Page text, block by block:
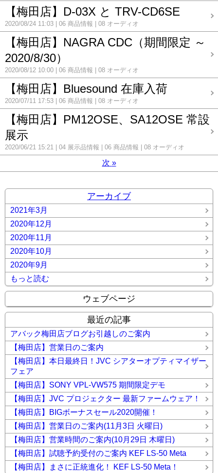
【梅田店】D-03X と TRV-CD6SE
2020/08/24 11:03 06 商品情報 08 オーディオ
【梅田店】NAGRA CDC（期間限定 ～
2020/8/30）
2020/08/12 10:00 06 商品情報 08 オーディオ
【梅田店】Bluesound 在庫入荷
2020/07/11 17:53 06 商品情報 08 オーディオ
【梅田店】PM12OSE、SA12OSE 常設
展示
2020/06/21 15:21 04 展示品情報 06 商品情報 08 オーディオ
次 »
アーカイブ
2021年3月
2020年12月
2020年11月
2020年10月
2020年9月
もっと読む
ウェブページ
最近の記事
アバック梅田店ブログお引越しのご案内
【梅田店】営業日のご案内
【梅田店】本日最終日！JVC シアターオプティマイザー
フェア
【梅田店】SONY VPL-VW575 期間限定デモ
【梅田店】JVC プロジェクター 最新ファームウェア！
【梅田店】BIGボーナスセール2020開催！
【梅田店】営業日のご案内(11月3日 火曜日)
【梅田店】営業時間のご案内(10月29日 木曜日)
【梅田店】試聴予約受付のご案内 KEF LS-50 Meta
【梅田店】まさに正統進化！ KEF LS-50 Meta！